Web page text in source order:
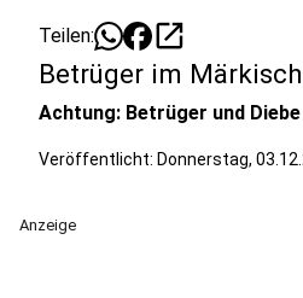
Teilen: open_in_new
Betrüger im
Achtung: Betrüger und
Veröffentlicht: Donnerstag,
Anzeige